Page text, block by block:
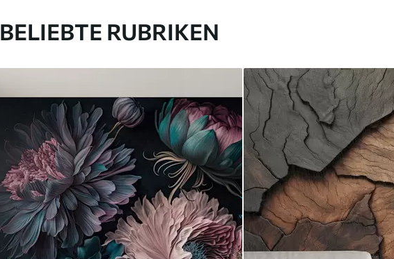
BELIEBTE RUBRIKEN